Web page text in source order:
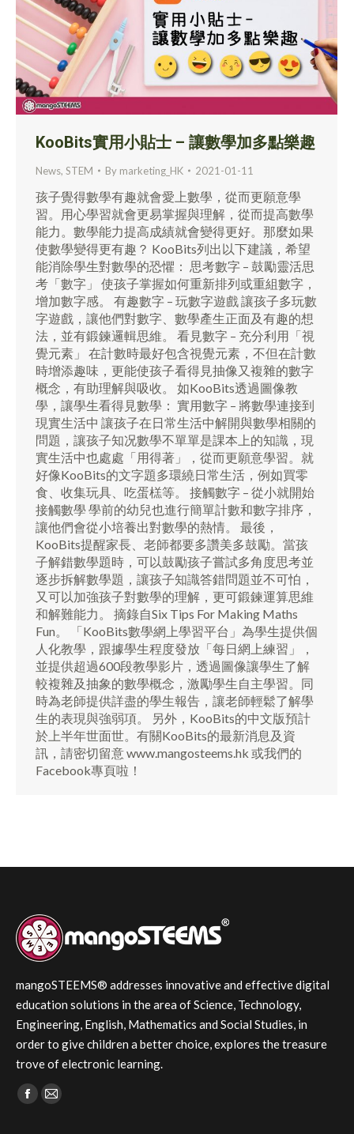
KooBits實用小貼士 – 讓數學加多點樂趣
News, STEM By marketing_HK 2021-01-11
孩子覺得數學有趣就會愛上數學，從而更願意學
習。用心學習就會更易掌握與理解，從而提高數學
能力。數學能力提高成績就會變得更好。那麼如果
使數學變得更有趣？ KooBits列出以下建議，希望
能消除學生對數學的恐懼： 思考數字 – 鼓勵靈活思
考「數字」 使孩子掌握如何重新排列或重組數字，
增加數字感。 有趣數字 – 玩數字遊戲 讓孩子多玩數
字遊戲，讓他們對數字、數學產生正面及有趣的想
法，並有鍛鍊邏輯思維。 看見數字 – 充分利用「視
覺元素」 在計數時最好包含視覺元素，不但在計數
時增添趣味，更能使孩子看得見抽像又複雜的數字
概念，有助理解與吸收。 如KooBits透過圖像教
學，讓學生看得見數學： 實用數字 – 將數學連接到
現實生活中 讓孩子在日常生活中解開與數學相關的
問題，讓孩子知况數學不單單是課本上的知識，現
實生活中也處處「用得著」，從而更願意學習。就
好像KooBits的文字題多環繞日常生活，例如買零
食、收集玩具、吃蛋榚等。 接觸數字 – 從小就開始
接觸數學 學前的幼兒也進行簡單計數和數字排序，
讓他們會從小培養出對數學的熱情。 最後，
KooBits提醒家長、老師都要多讚美多鼓勵。當孩
子解錯數學題時，可以鼓勵孩子嘗試多角度思考並
逐步拆解數學題，讓孩子知識答錯問題並不可怕，
又可以加強孩子對數學的理解，更可鍛鍊運算思維
和解難能力。 摘錄自Six Tips For Making Maths
Fun。 「KooBits數學網上學習平台」為學生提供個
人化教學，跟據學生程度發放「每日網上練習」，
並提供超過600段教學影片，透過圖像讓學生了解
較複雜及抽象的數學概念，激勵學生自主學習。同
時為老師提供詳盡的學生報告，讓老師輕鬆了解學
生的表現與強弱項。 另外，KooBits的中文版預計
於上半年世面世。有關KooBits的最新消息及資
訊，請密切留意 www.mangosteems.hk 或我們的
Facebook專頁啦！
mangoSTEEMS® addresses innovative and effective digital
education solutions in the area of Science, Technology,
Engineering, English, Mathematics and Social Studies, in
order to give children a better choice, explores the treasure
trove of electronic learning.
Find us on:
Facebook
Mail